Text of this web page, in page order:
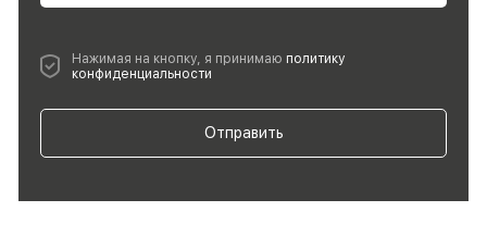
Нажимая на кнопку, я принимаю политику
конфиденциальности
Отправить